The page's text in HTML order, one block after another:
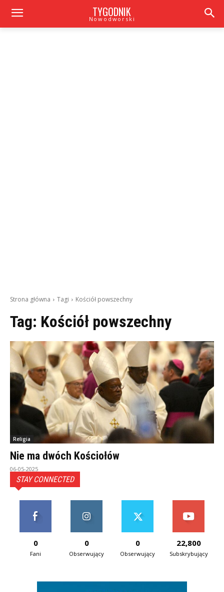
TYGODNIK
Nowodworski
Strona główna Tagi Kościół powszechny
Tag: Kościół powszechny
Religia
Nie ma dwóch Kościołów
06-05-2025
STAY CONNECTED
0
Fani
0
Obserwujący
0
Obserwujący
22,800
Subskrybujący